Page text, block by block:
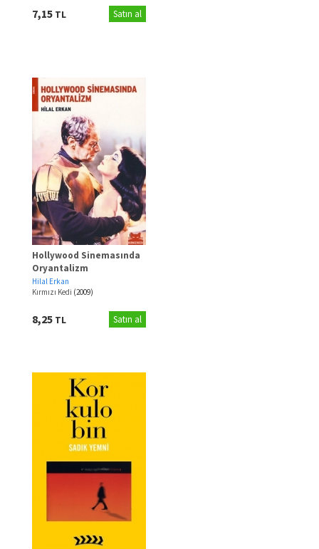
7,15 TL Satın al
Hollywood Sinemasında
Oryantalizm
Hilal Erkan
Kırmızı Kedi (2009)
8,25 TL Satın al